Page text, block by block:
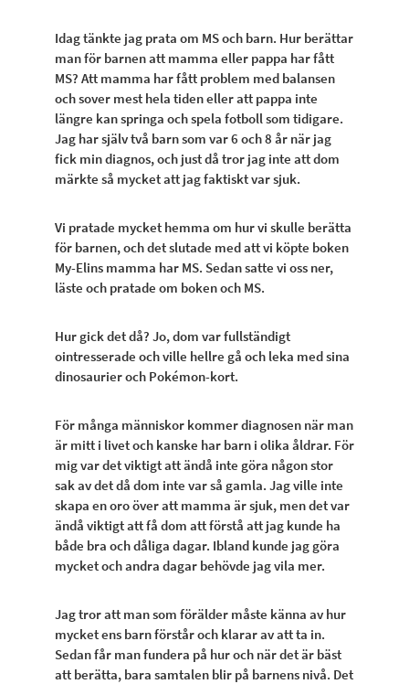
Idag tänkte jag prata om MS och barn. Hur berättar
man för barnen att mamma eller pappa har fått
MS? Att mamma har fått problem med balansen
och sover mest hela tiden eller att pappa inte
längre kan springa och spela fotboll som tidigare.
Jag har själv två barn som var 6 och 8 år när jag
fick min diagnos, och just då tror jag inte att dom
märkte så mycket att jag faktiskt var sjuk.
Vi pratade mycket hemma om hur vi skulle berätta
för barnen, och det slutade med att vi köpte boken
My-Elins mamma har MS. Sedan satte vi oss ner,
läste och pratade om boken och MS.
Hur gick det då? Jo, dom var fullständigt
ointresserade och ville hellre gå och leka med sina
dinosaurier och Pokémon-kort.
För många människor kommer diagnosen när man
är mitt i livet och kanske har barn i olika åldrar. För
mig var det viktigt att ändå inte göra någon stor
sak av det då dom inte var så gamla. Jag ville inte
skapa en oro över att mamma är sjuk, men det var
ändå viktigt att få dom att förstå att jag kunde ha
både bra och dåliga dagar. Ibland kunde jag göra
mycket och andra dagar behövde jag vila mer.
Jag tror att man som förälder måste känna av hur
mycket ens barn förstår och klarar av att ta in.
Sedan får man fundera på hur och när det är bäst
att berätta, bara samtalen blir på barnens nivå. Det